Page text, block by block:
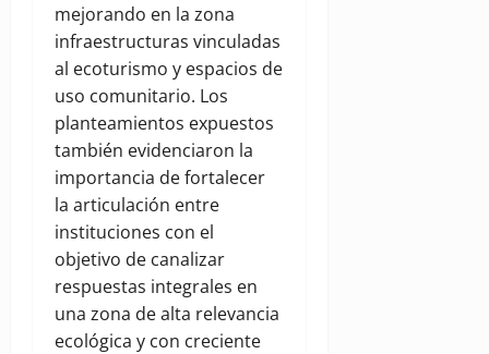
mejorando en la zona
infraestructuras vinculadas
al ecoturismo y espacios de
uso comunitario. Los
planteamientos expuestos
también evidenciaron la
importancia de fortalecer
la articulación entre
instituciones con el
objetivo de canalizar
respuestas integrales en
una zona de alta relevancia
ecológica y con creciente